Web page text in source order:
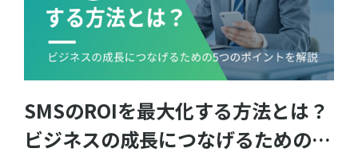
SMSのROIを最大化する方法とは？
ビジネスの成長につなげるための5